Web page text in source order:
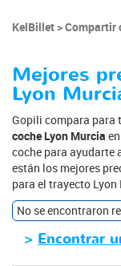
KelBillet Compartir
Mejores
Lyon
Gopili compara para
coche Lyon Murcia
coche para ayudarte
están los mejores
para el trayecto Lyon
No se encontraron
> Encontrar